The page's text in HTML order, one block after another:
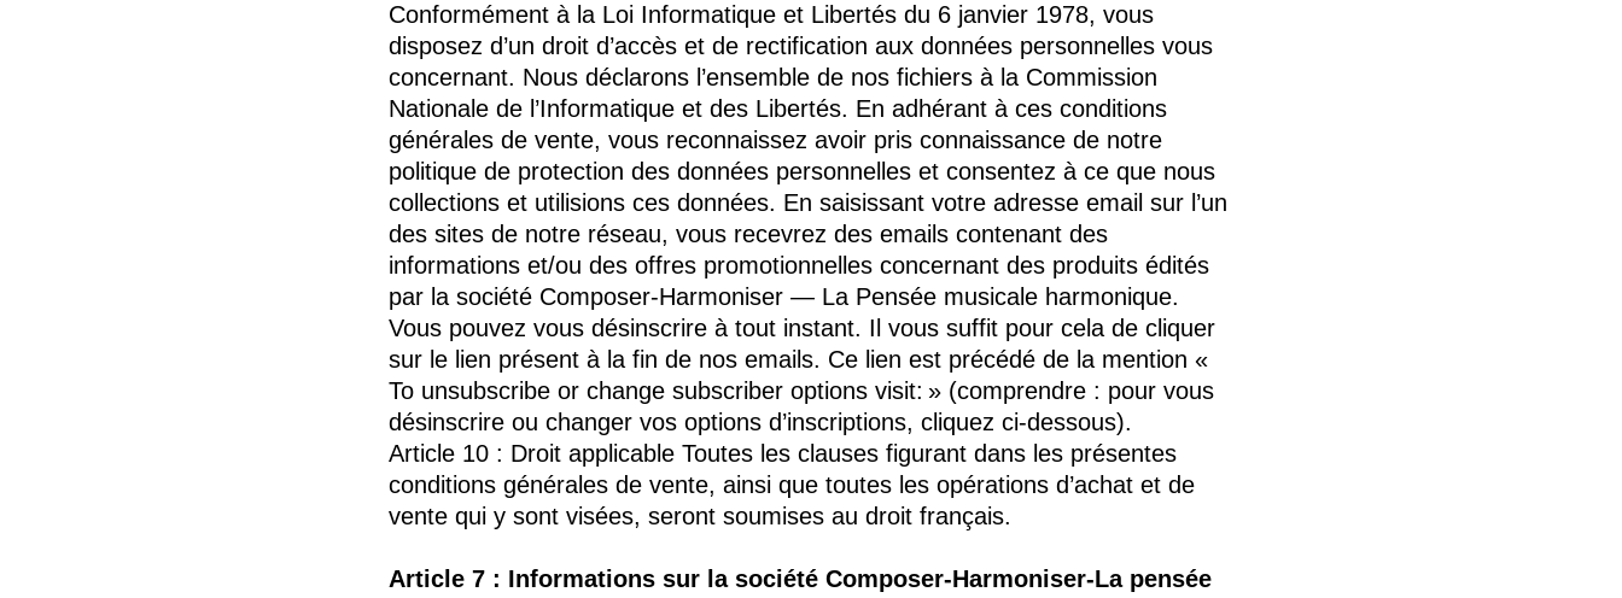
Conformément à la Loi Informatique et Libertés du 6 janvier 1978, vous
disposez d’un droit d’accès et de rectification aux données personnelles vous
concernant. Nous déclarons l’ensemble de nos fichiers à la Commission
Nationale de l’Informatique et des Libertés. En adhérant à ces conditions
générales de vente, vous reconnaissez avoir pris connaissance de notre
politique de protection des données personnelles et consentez à ce que nous
collections et utilisions ces données. En saisissant votre adresse email sur l’un
des sites de notre réseau, vous recevrez des emails contenant des
informations et/ou des offres promotionnelles concernant des produits édités
par la société Composer-Harmoniser — La Pensée musicale harmonique.
Vous pouvez vous désinscrire à tout instant. Il vous suffit pour cela de cliquer
sur le lien présent à la fin de nos emails. Ce lien est précédé de la mention «
To unsubscribe or change subscriber options visit: » (comprendre : pour vous
désinscrire ou changer vos options d’inscriptions, cliquez ci-dessous).
Article 10 : Droit applicable Toutes les clauses figurant dans les présentes
conditions générales de vente, ainsi que toutes les opérations d’achat et de
vente qui y sont visées, seront soumises au droit français.
Article 7 : Informations sur la société Composer-Harmoniser-La pensée